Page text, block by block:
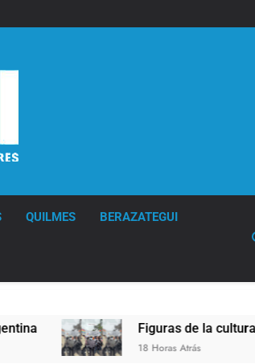
QUILMES BERAZATEGUI
Figuras de la cultura se sumaron
18 Horas Atrás